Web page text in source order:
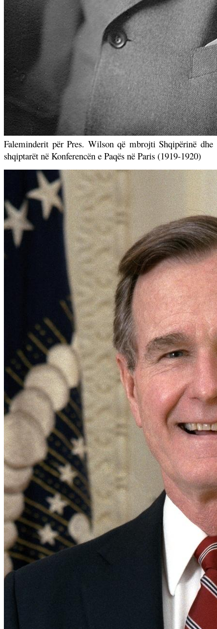
Faleminderit për Pres. Wilson që mbrojti Shqipërinë dhe
shqiptarët në Konferencën e Paqës në Paris (1919-1920)